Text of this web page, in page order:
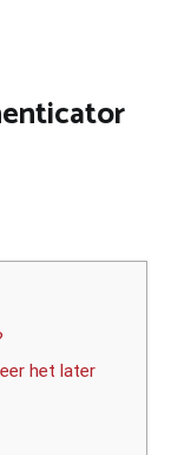
het later